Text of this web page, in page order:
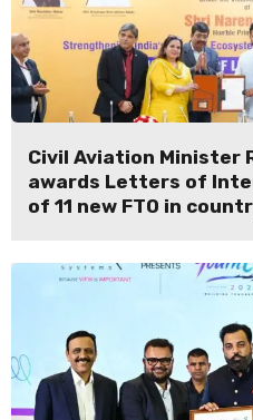
Civil Aviation Minister
awards Letters of
of 11 new FTO in